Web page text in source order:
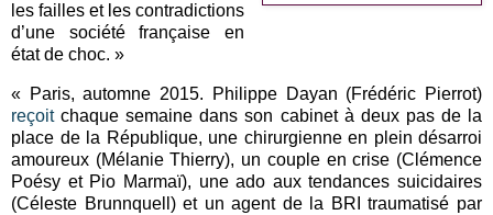
les failles et les contradictions
d’une société française en
état de choc. »
« Paris, automne 2015. Philippe Dayan (Frédéric Pierrot)
reçoitchaque semaine dans son cabinet à deux pas de la
place de la République, une chirurgienne en plein désarroi
amoureux (Mélanie Thierry), un couple en crise (Clémence
Poésy et Pio Marmaï), une ado aux tendances suicidaires
(Céleste Brunnquell) et un agent de la BRI traumatisé par